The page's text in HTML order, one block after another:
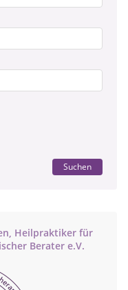
Suchen
Heilpraktiker für
Berater e.V.